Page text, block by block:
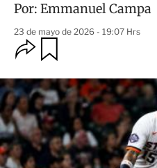
Por: Emmanuel Campa
23 de mayo de 2026 - 19:07 Hrs
O
p
i
o
n
e
s
d
r
d
a